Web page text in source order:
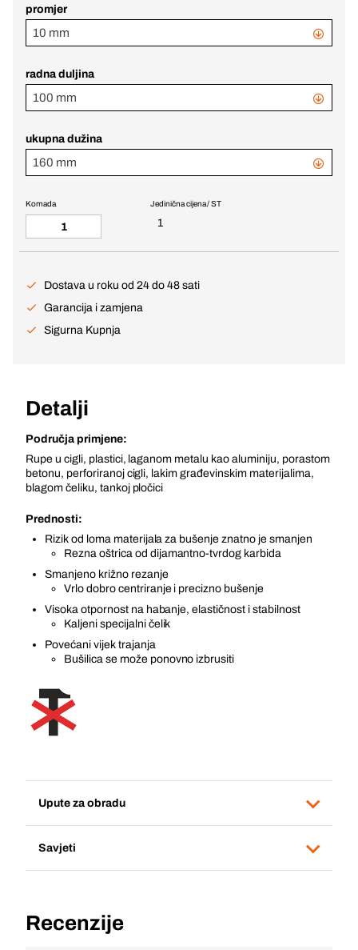
promjer
10 mm
radna duljina
100 mm
ukupna dužina
160 mm
Jedinična cijena / ST
1
Komada
Dostava u roku od 24 do 48 sati
Garancija i zamjena
Sigurna Kupnja
Detalji
Područja primjene:
Rupe u cigli, plastici, laganom metalu kao aluminiju, porastom
betonu, perforiranoj cigli, lakim građevinskim materijalima,
blagom čeliku, tankoj pločici
Prednosti:
Rizik od loma materijala za bušenje znatno je smanjen
Rezna oštrica od dijamantno-tvrdog karbida
Smanjeno križno rezanje
Vrlo dobro centriranje i precizno bušenje
Visoka otpornost na habanje, elastičnost i stabilnost
Kaljeni specijalni čelik
Povećani vijek trajanja
Bušilica se može ponovno izbrusiti
Upute za obradu
Savjeti
Recenzije